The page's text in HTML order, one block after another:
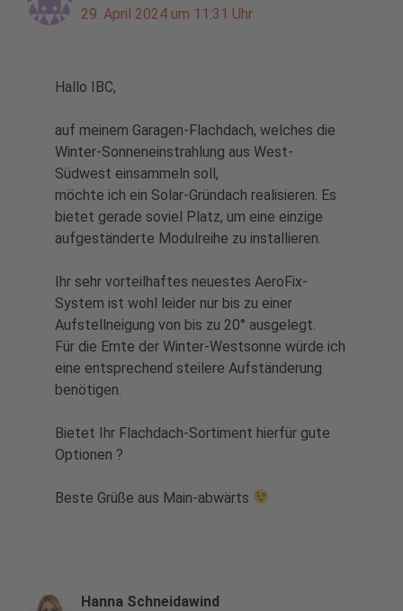
29. April 2024 um 11:31 Uhr
Hallo IBC,
auf meinem Garagen-Flachdach, welches die
Winter-Sonneneinstrahlung aus West-
Südwest einsammeln soll,
möchte ich ein Solar-Gründach realisieren. Es
bietet gerade soviel Platz, um eine einzige
aufgeständerte Modulreihe zu installieren.
Ihr sehr vorteilhaftes neuestes AeroFix-
System ist wohl leider nur bis zu einer
Aufstellneigung von bis zu 20° ausgelegt.
Für die Ernte der Winter-Westsonne würde ich
eine entsprechend steilere Aufständerung
benötigen.
Bietet Ihr Flachdach-Sortiment hierfür gute
Optionen ?
Beste Grüße aus Main-abwärts
Hanna Schneidawind